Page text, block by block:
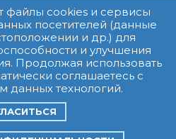
файлы cookies и сервисы
посетителей (данные
и др.) для
и улучшения
Продолжая использовать
соглашаетесь с
данных технологий.